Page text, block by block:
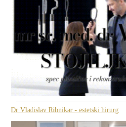
Dr Vladislav Ribnikar - estetski hirurg